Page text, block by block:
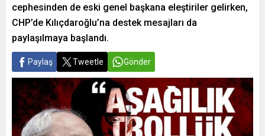
cephesinden de eski genel başkana eleştiriler gelirken,
CHP’de Kılıçdaroğlu’na destek mesajları da
paylaşılmaya başlandı.
Paylaş Tweetle Gönder